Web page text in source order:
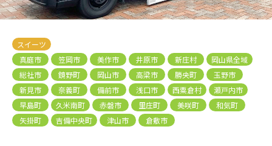
スイーツ
真庭市
笠岡市 美作市 井原市 新庄村
岡山県全域
総社市
鏡野町 岡山市 高梁市 勝央町
玉野市
新見市
奈義町 備前市 浅口市 西粟倉村
瀬戸内市
早島町
久米南町 赤磐市 里庄町 美咲町
和気町
矢掛町
吉備中央町 津山市 倉敷市